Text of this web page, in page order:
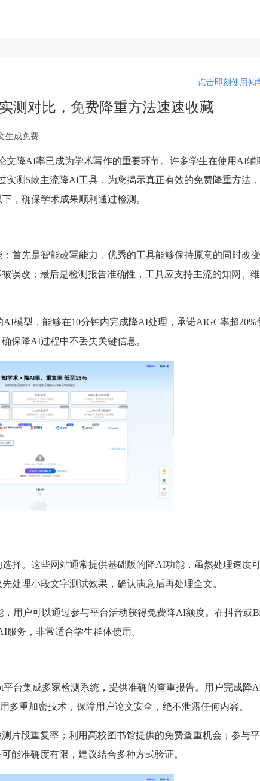
点击即刻使用知
测对比，免费降重方法速速收藏
生成免费
文降AI率已成为学术写作的重要环节。许多学生在使用AI辅
测5款主流降AI工具，为您揭示真正有效的免费降重方法
，确保学术成果顺利通过检测。
首先是智能改写能力，优秀的工具能够保持原意的同时改
误改；最后是检测报告准确性，工具应支持主流的知网、
模型，能够在10分钟内完成降AI处理，承诺AIGC率超20%
保降AI过程中不丢失关键信息。
择。这些网站通常提供基础版的降AI功能，虽然处理速度
处理小段文字测试效果，确认满意后再处理全文。
用户可以通过参与平台活动获得免费降AI额度。在抖音或
服务，非常适合学生群体使用。
平台集成多家检测系统，提供准确的查重报告。用户完成降
多重加密技术，保障用户论文安全，绝不泄露任何内容。
片段重复率；利用高校图书馆提供的免费查重机会；参与
能准确度有限，建议结合多种方式验证。